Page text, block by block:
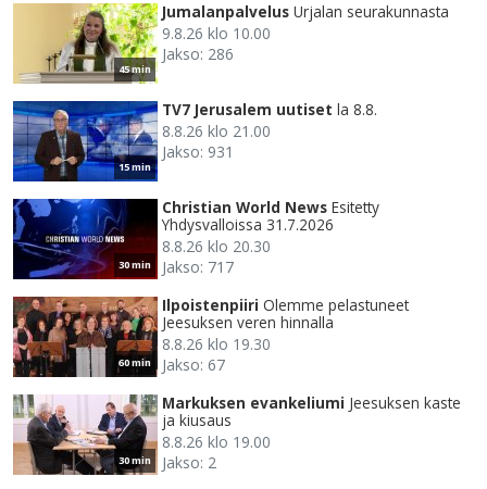
45 min
Jumalanpalvelus Urjalan seurakunnasta
9.8.26 klo 10.00
Jakso: 286
15 min
TV7 Jerusalem uutiset la 8.8.
8.8.26 klo 21.00
Jakso: 931
30 min
Christian World News Esitetty
Yhdysvalloissa 31.7.2026
8.8.26 klo 20.30
Jakso: 717
60 min
Ilpoistenpiiri Olemme pelastuneet
Jeesuksen veren hinnalla
8.8.26 klo 19.30
Jakso: 67
30 min
Markuksen evankeliumi Jeesuksen kaste
ja kiusaus
8.8.26 klo 19.00
Jakso: 2